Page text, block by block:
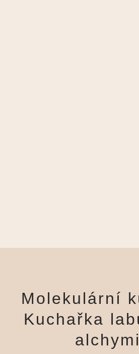
Molekulární
Kuchařka